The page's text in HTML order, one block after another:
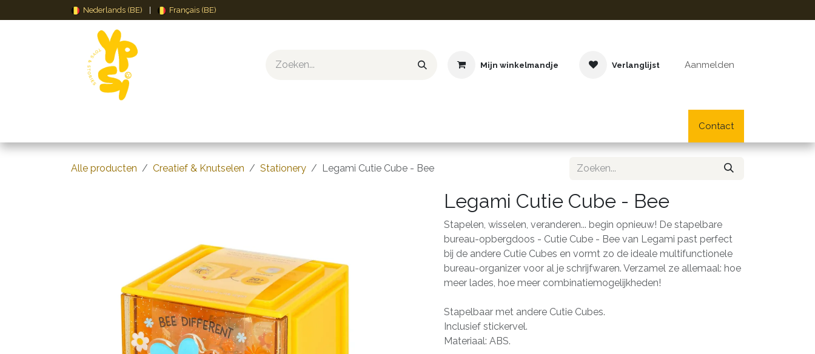
Overslaan naar inhoudNederlands (BE) Français (BE)
Mijn winkelmandje Verlanglijst Aanmelden
Lifestyle
Contact
Alle producten Creatief & Knutselen Stationery Legami Cutie Cube - Bee
Legami Cutie Cube - Bee
Stapelen, wisselen, veranderen... begin opnieuw! De stapelbare
bureau-opbergdoos - Cutie Cube - Bee van Legami past perfect
bij de andere Cutie Cubes en vormt zo de ideale multifunctionele
bureau-organizer voor al je schrijfwaren. Verzamel ze allemaal: hoe
meer lades, hoe meer combinatiemogelijkheden!
Stapelbaar met andere Cutie Cubes.
Inclusief stickervel.
Materiaal: ABS.